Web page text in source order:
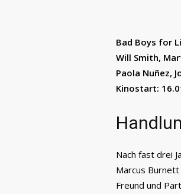
Bad Boys for
Will Smith,
Paola Nuñez,
Kinostart:
Nach fast drei
Marcus
Freund und